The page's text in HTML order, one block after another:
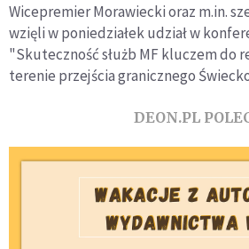
Wicepremier Morawiecki oraz m.in.
wzięli w poniedziałek udział w
"Skuteczność służb MF kluczem do
terenie przejścia granicznego
DEON.PL